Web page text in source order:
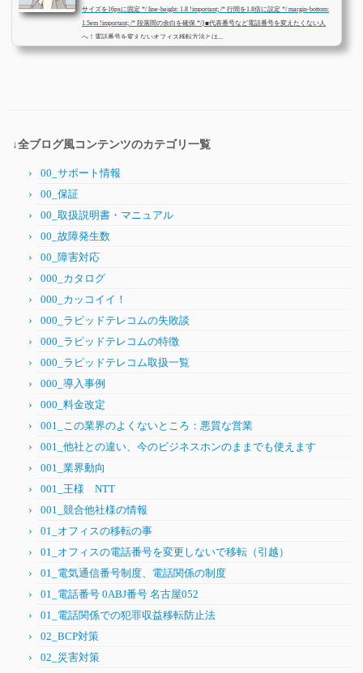
サイズを16pxに固定 */ line-height: 1.8 !important; /* 行間を1.8倍に設定 */ margin-bottom:
1.5em !important; /* 段落間の余白を確保 */}■代表番号など電話番号を変えたくない人
へ！電話番号を変えないオフィス移転方法とは...
↓全ブログ風コンテンツのカテゴリ一覧
00_サポート情報
00_保証
00_取扱説明書・マニュアル
00_故障発生数
00_障害対応
000_カタログ
000_カッコイイ！
000_ラピッドテレコムの失敗談
000_ラピッドテレコムの特徴
000_ラピッドテレコム取扱一覧
000_導入事例
000_料金改定
001_この業界のよくないところ：悪質な営業
001_他社との違い、今のビジネスホンのままでも使えます
001_業界動向
001_王様 NTT
001_競合他社様の情報
01_オフィスの移転の事
01_オフィスの電話番号を変更しないで移転（引越）
01_電気通信番号制度、電話関係の制度
01_電話番号 0ABJ番号 名古屋052
01_電話関係での犯罪収益移転防止法
02_BCP対策
02_災害対策